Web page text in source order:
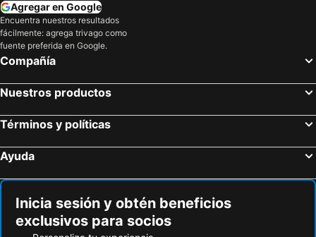
Agregar en Google
Encuentra nuestros resultados
fácilmente: agrega trivago como
fuente preferida en Google.
Compañía
Nuestros productos
Términos y políticas
Ayuda
Inicia sesión y obtén beneficios
exclusivos para socios